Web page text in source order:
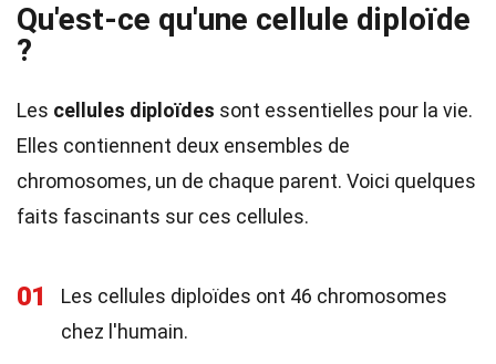
Qu'est-ce qu'une cellule diploïde
?
Les cellules diploïdes sont essentielles pour la vie.
Elles contiennent deux ensembles de
chromosomes, un de chaque parent. Voici quelques
faits fascinants sur ces cellules.
01
Les cellules diploïdes ont 46 chromosomes
chez l'humain.